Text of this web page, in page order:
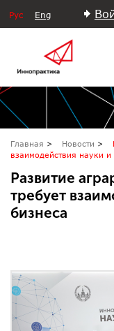
Рус Eng
Главная Новости
взаимодействия науки и
Развитие
требует
бизнеса